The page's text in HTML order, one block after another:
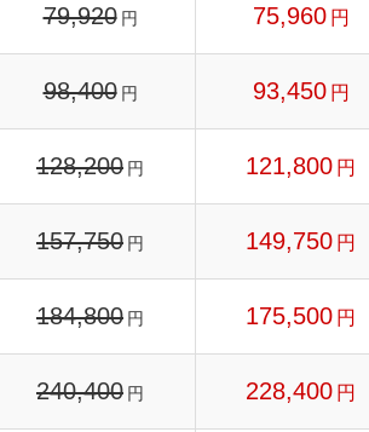
79,920 円 75,960 円
98,400 円 93,450 円
128,200 円 121,800 円
157,750 円 149,750 円
184,800 円 175,500 円
240,400 円 228,400 円